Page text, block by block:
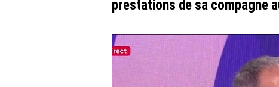
prestations de sa compagne